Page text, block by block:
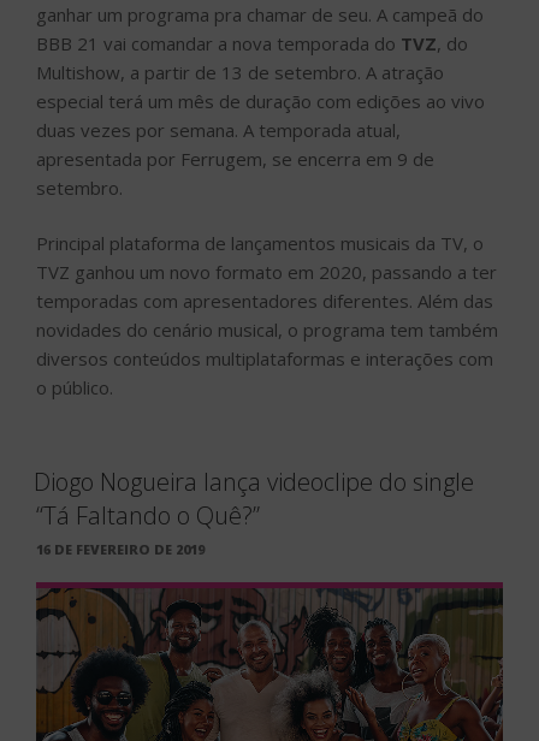
ganhar um programa pra chamar de seu. A campeã do
BBB 21 vai comandar a nova temporada do TVZ, do
Multishow, a partir de 13 de setembro. A atração
especial terá um mês de duração com edições ao vivo
duas vezes por semana. A temporada atual,
apresentada por Ferrugem, se encerra em 9 de
setembro.
Principal plataforma de lançamentos musicais da TV, o
TVZ ganhou um novo formato em 2020, passando a ter
temporadas com apresentadores diferentes. Além das
novidades do cenário musical, o programa tem também
diversos conteúdos multiplataformas e interações com
o público.
Diogo Nogueira lança videoclipe do single
“Tá Faltando o Quê?”
PUBLICADO
16 DE FEVEREIRO DE 2019